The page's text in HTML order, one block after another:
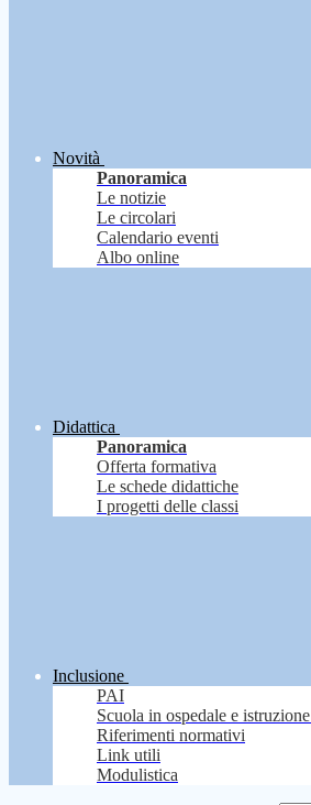
Novità
Panoramica
Le notizie
Le circolari
Calendario eventi
Albo online
Didattica
Panoramica
Offerta formativa
Le schede didattiche
I progetti delle classi
Inclusione
PAI
Scuola in ospedale e
Riferimenti normativi
Link utili
Modulistica